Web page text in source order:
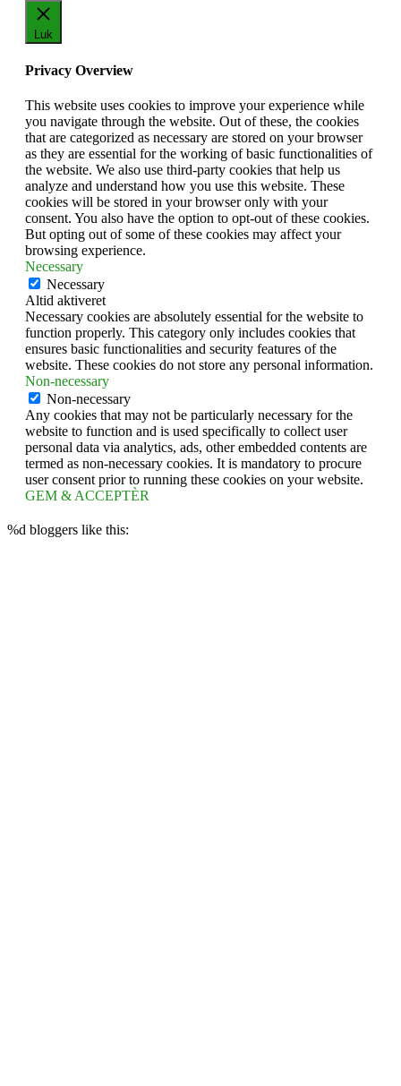
Luk
Privacy Overview
This website uses cookies to improve your experience while
you navigate through the website. Out of these, the cookies
that are categorized as necessary are stored on your browser
as they are essential for the working of basic functionalities of
the website. We also use third-party cookies that help us
analyze and understand how you use this website. These
cookies will be stored in your browser only with your
consent. You also have the option to opt-out of these cookies.
But opting out of some of these cookies may affect your
browsing experience.
Necessary
Necessary
Altid aktiveret
Necessary cookies are absolutely essential for the website to
function properly. This category only includes cookies that
ensures basic functionalities and security features of the
website. These cookies do not store any personal information.
Non-necessary
Non-necessary
Any cookies that may not be particularly necessary for the
website to function and is used specifically to collect user
personal data via analytics, ads, other embedded contents are
termed as non-necessary cookies. It is mandatory to procure
user consent prior to running these cookies on your website.
GEM & ACCEPTÈR
%d bloggers like this: